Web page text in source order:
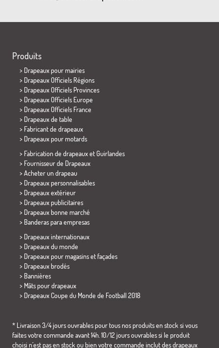
Produits
> Drapeaux pour mairies
> Drapeaux Officiels Régions
> Drapeaux Officiels Provinces
> Drapeaux Officiels Europe
> Drapeaux Officiels France
> Drapeaux de table
> Fabricant de drapeaux
> Drapeaux pour motards
> Fabrication de drapeaux et Guirlandes
> Fournisseur de Drapeaux
> Acheter un drapeau
> Drapeaux personnalisables
> Drapeaux extérieur
> Drapeaux publicitaires
> Drapeaux bonne marché
> Banderas para empresas
> Drapeaux internationaux
> Drapeaux du monde
> Drapeaux pour magasins et façades
> Drapeaux brodés
> Bannières
> Mâts pour drapeaux
> Drapeaux Coupe du Monde de Football 2018
* Livraison 3/4 jours ouvrables pour tous nos produits en stock si vous
faites votre commande avant 14h. 10/12 jours ouvrables si le produit
choisi n´est pas en stock ou bien votre commande inclut des drapeaux